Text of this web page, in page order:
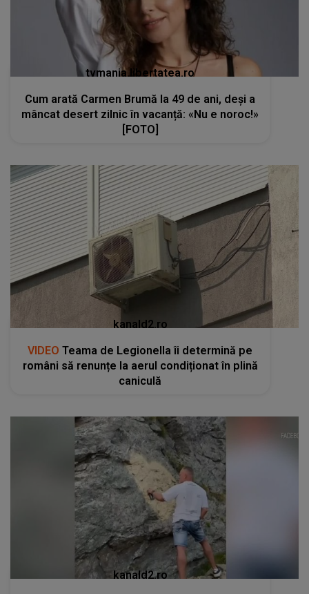
tvmania.libertatea.ro
Cum arată Carmen Brumă la 49 de ani, deși a
mâncat desert zilnic în vacanță: «Nu e noroc!»
[FOTO]
kanald2.ro
VIDEO Teama de Legionella îi determină pe
români să renunțe la aerul condiționat în plină
caniculă
kanald2.ro